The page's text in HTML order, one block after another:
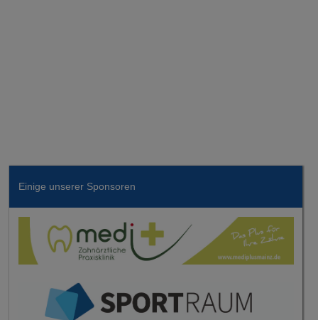
Einige unserer Sponsoren